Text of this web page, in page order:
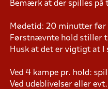
Bemærk at der spilles på
Mødetid: 20 minutter før
Førstnævnte hold stiller
Husk at det er vigtigt at
Ved 4 kampe pr. hold:
Ved udeblivelser eller